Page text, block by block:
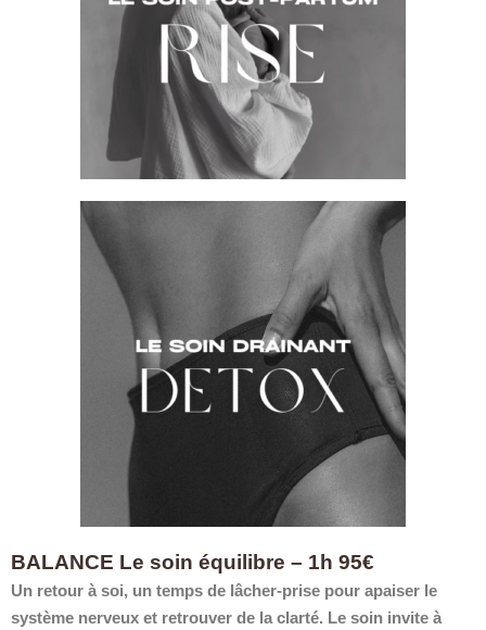
BALANCE Le soin équilibre – 1h 95€
Un retour à soi, un temps de lâcher-prise pour apaiser le
système nerveux et retrouver de la clarté. Le soin invite à